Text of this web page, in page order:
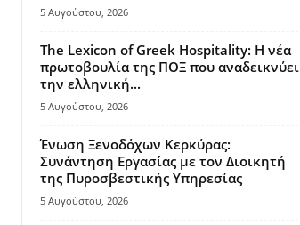
5 Αυγούστου, 2026
The Lexicon of Greek Hospitality: Η νέα
πρωτοβουλία της ΠΟΞ που αναδεικνύει
την ελληνική...
5 Αυγούστου, 2026
Ένωση Ξενοδόχων Κερκύρας:
Συνάντηση Εργασίας με τον Διοικητή
της Πυροσβεστικής Υπηρεσίας
5 Αυγούστου, 2026